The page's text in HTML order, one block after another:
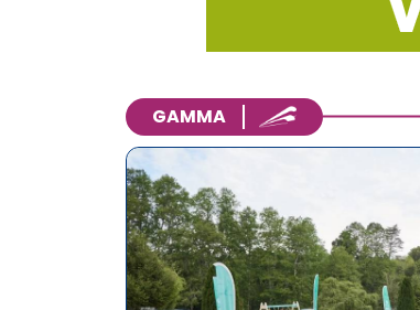
GAMMA